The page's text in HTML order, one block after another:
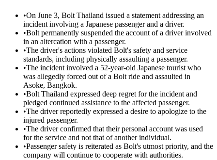
•On June 3, Bolt Thailand issued a statement addressing an
incident involving a Japanese passenger and a driver.
•Bolt permanently suspended the account of a driver involved
in an altercation with a passenger.
•The driver's actions violated Bolt's safety and service
standards, including physically assaulting a passenger.
•The incident involved a 52-year-old Japanese tourist who
was allegedly forced out of a Bolt ride and assaulted in
Asoke, Bangkok.
•Bolt Thailand expressed deep regret for the incident and
pledged continued assistance to the affected passenger.
•The driver reportedly expressed a desire to apologize to the
injured passenger.
•The driver confirmed that their personal account was used
for the service and not that of another individual.
•Passenger safety is reiterated as Bolt's utmost priority, and the
company will continue to cooperate with authorities.